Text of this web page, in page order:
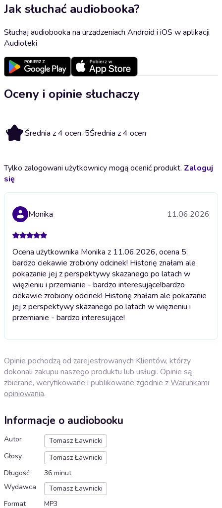
Jak słuchać audiobooka?
Słuchaj audiobooka na urządzeniach Android i iOS w aplikacji
Audioteki
Oceny i opinie słuchaczy
5 Średnia z 4 ocen: 5Średnia z 4 ocen
Tylko zalogowani użytkownicy mogą ocenić produkt. Zaloguj
się
Monika 11.06.2026
Ocena użytkownika Monika z 11.06.2026, ocena 5;
bardzo ciekawie zrobiony odcinek! Historię znałam ale
pokazanie jej z perspektywy skazanego po latach w
więzieniu i przemianie - bardzo interesujące!bardzo
ciekawie zrobiony odcinek! Historię znałam ale pokazanie
jej z perspektywy skazanego po latach w więzieniu i
przemianie - bardzo interesujące!
Opinie pochodzą od zarejestrowanych Klientów, którzy
dokonali zakupu naszego produktu lub usługi. Opinie są
zbierane, weryfikowane i publikowane zgodnie zWarunkami
opiniowania.
Informacje o audiobooku
Autor
Tomasz Ławnicki
Głosy
Tomasz Ławnicki
Długość
36 minut
Wydawca
Tomasz Ławnicki
Format
MP3